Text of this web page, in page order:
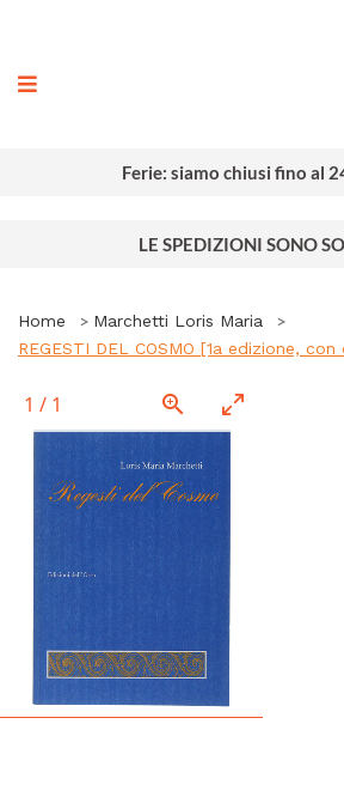
Ferie: siamo chiusi fino al
LE SPEDIZIONI SONO
Home
Marchetti Loris Maria
REGESTI DEL COSMO [1a edizione,
1 / 1